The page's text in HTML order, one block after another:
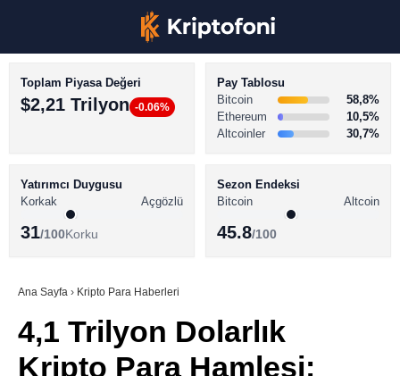
Youtube
TikTok
BİTCOİN HABERLERİ
ALTCOİN HABERLERİ
SÖZLÜK
Toplam Piyasa Değeri
$2,21 Trilyon -0.06%
Pay Tablosu
Bitcoin
58,8%
Ethereum
10,5%
Altcoinler
30,7%
Yatırımcı Duygusu
Korkak
Açgözlü
31/100Korku
Sezon Endeksi
Bitcoin
Altcoin
45.8/100
Ana Sayfa › Kripto Para Haberleri
4,1 Trilyon Dolarlık
Kripto Para Hamlesi: